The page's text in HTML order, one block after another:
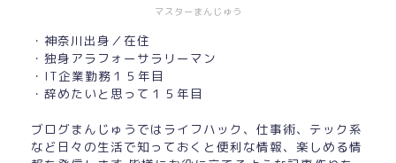
マスターまんじゅう
・神奈川出身／在住
・独身アラフォーサラリーマン
・IT企業勤務１５年目
・辞めたいと思って１５年目
ブログまんじゅうではライフハック、仕事術、テック系
など日々の生活で知っておくと便利な情報、楽しめる情